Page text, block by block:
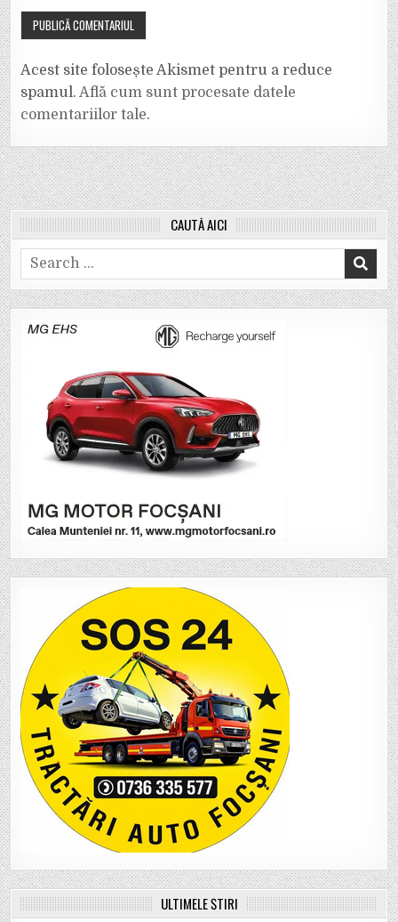
Acest site folosește Akismet pentru a reduce
spamul.Află cum sunt procesate datele
comentariilor tale.
CAUTĂ AICI
Search
for:
ULTIMELE ȘTIRI